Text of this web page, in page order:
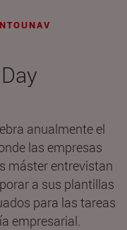
anualmente el
las empresas
máster entrevistan
a sus plantillas
para las tareas
empresarial.